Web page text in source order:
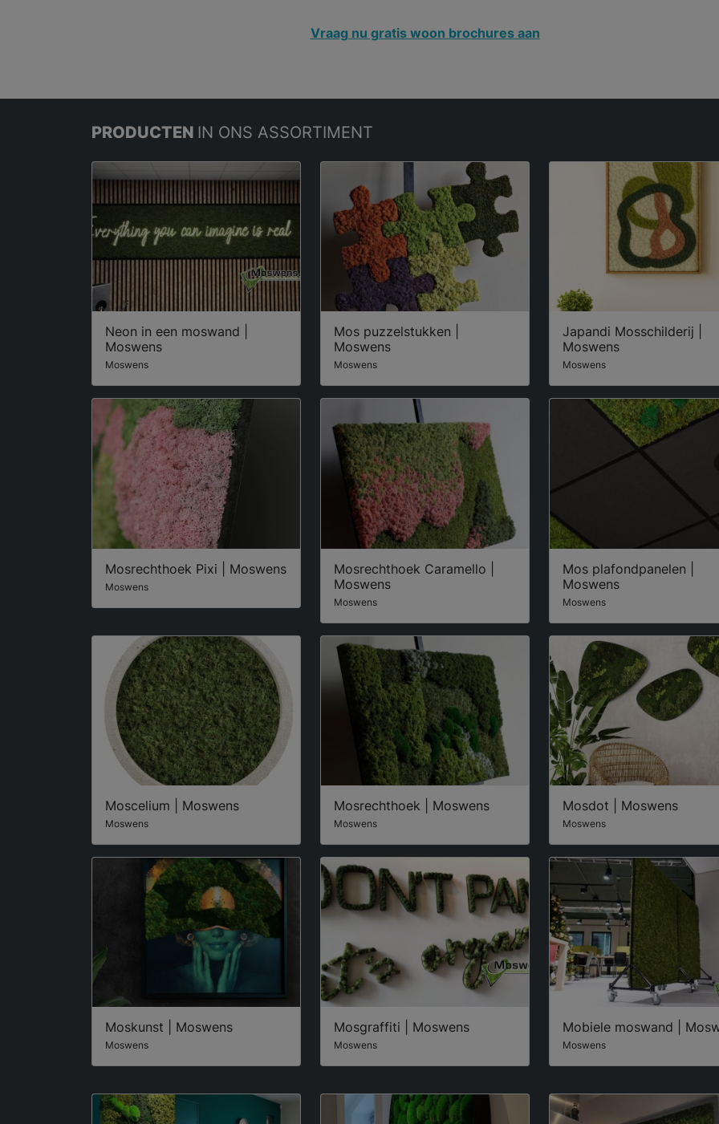
Vraag nu gratis woon brochures aan
PRODUCTEN IN ONS ASSORTIMENT
Neon in een moswand |
Moswens
Moswens
Mos puzzelstukken |
Moswens
Moswens
Japandi Mosschilderij |
Moswens
Moswens
Mosrechthoek Pixi | Moswens
Moswens
Mosrechthoek Caramello |
Moswens
Moswens
Mos plafondpanelen |
Moswens
Moswens
Moscelium | Moswens
Moswens
Mosrechthoek | Moswens
Moswens
Mosdot | Moswens
Moswens
Moskunst | Moswens
Moswens
Mosgraffiti | Moswens
Moswens
Mobiele moswand |
Moswens